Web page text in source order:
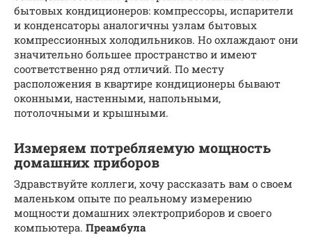
бытовых кондиционеров: компрессоры, испарители
и конденсаторы аналогичны узлам бытовых
компрессионных холодильников. Но охлаждают они
значительно большее пространство и имеют
соответственно ряд отличий. По месту
расположения в квартире кондиционеры бывают
оконными, настенными, напольными,
потолочными и крышными.
Измеряем потребляемую мощность
домашних приборов
Здравствуйте коллеги, хочу рассказать вам о своем
маленьком опыте по реальному измерению
мощности домашних электроприборов и своего
компьютера. Преамбула